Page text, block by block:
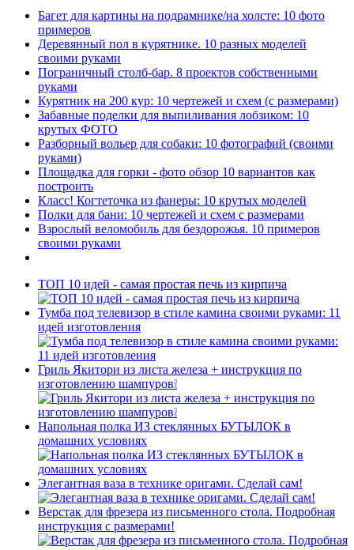
Багет для картины на подрамнике/на холсте: 10 фото
примеров
Деревянный пол в курятнике. 10 разных моделей
своими руками
Пограничный столб-бар. 8 проектов собственными
руками
Курятник на 200 кур: 10 чертежей и схем (с размерами)
Забавные поделки для выпиливания лобзиком: 10
крутых ФОТО
Разборный вольер для собаки: 10 фотографий (своими
руками)
Площадка для горки - фото обзор 10 вариантов как
построить
Класс! Когтеточка из фанеры: 10 крутых моделей
Полки для бани: 10 чертежей и схем с размерами
Взрослый веломобиль для бездорожья. 10 примеров
своими руками
ТОП 10 идей - самая простая печь из кирпича
Тумба под телевизор в стиле камина своими руками: 11
идей изготовления
Гриль Якитори из листа железа + инструкция по
изготовлению шампуров❕
Напольная полка ИЗ стеклянных БУТЫЛОК в
домашних условиях
Элегантная ваза в технике оригами. Сделай сам!
Верстак для фрезера из письменного стола. Подробная
инструкция с размерами!